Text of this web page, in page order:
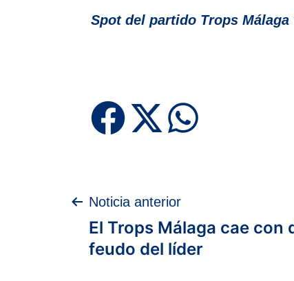
Spot del partido Trops
Navegación
de
Noticia anterior
El Trops Málaga cae con
feudo del líder